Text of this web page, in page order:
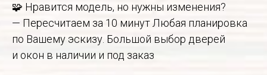
🧩 Нравится модель, но нужны изменения?
— Пересчитаем за 10 минут Любая планировка
по Вашему эскизу. Большой выбор дверей
и окон в наличии и под заказ